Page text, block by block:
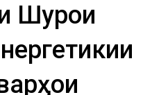
Шурои